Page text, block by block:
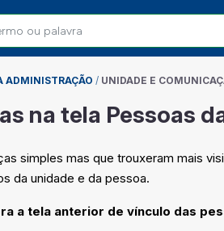
ADMINISTRAÇÃO / UNIDADE E
na tela Pessoas
simples mas que trouxeram mais
da unidade e da pessoa.
a tela anterior de vínculo das